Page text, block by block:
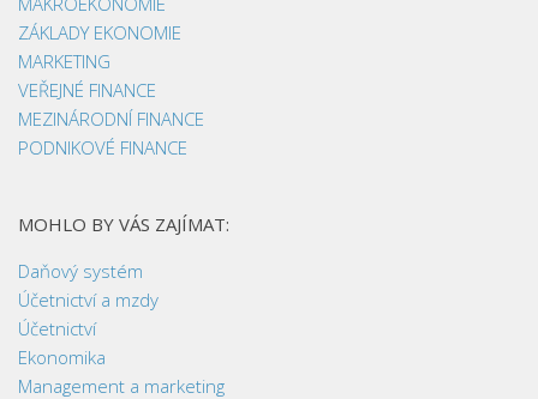
ZÁKLADY EKONOMIE
MARKETING
VEŘEJNÉ FINANCE
MEZINÁRODNÍ FINANCE
PODNIKOVÉ FINANCE
MOHLO BY VÁS ZAJÍMAT:
Daňový systém
Účetnictví a mzdy
Účetnictví
Ekonomika
Management a marketing